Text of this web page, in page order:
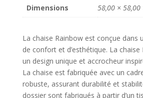
Dimensions 58,00 × 58,00
La chaise Rainbow est conçue dans
de confort et d’esthétique. La
un design unique et accrocheur
La chaise est fabriquée avec un
robuste, assurant durabilité et
dossier sont fabriqués à partir d’un